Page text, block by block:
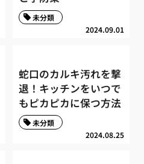
2024.09.01
未分類
蛇口のカルキ汚れを撃
退！キッチンをいつで
もピカピカに保つ方法
2024.08.25
未分類